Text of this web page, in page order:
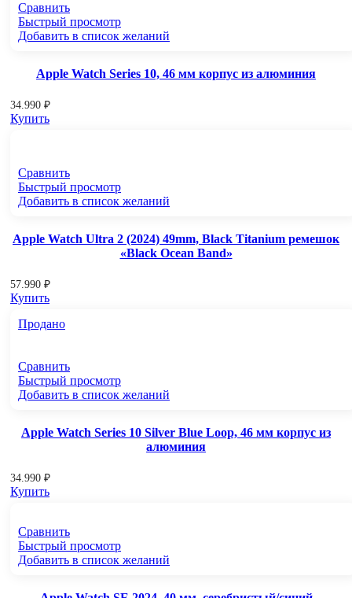
Сравнить
Быстрый просмотр
Добавить в список желаний
Apple Watch Series 10, 46 мм корпус из алюминия
34.990 ₽
Купить
Сравнить
Быстрый просмотр
Добавить в список желаний
Apple Watch Ultra 2 (2024) 49mm, Black Titanium ремешок
«Black Ocean Band»
57.990 ₽
Купить
Продано
Сравнить
Быстрый просмотр
Добавить в список желаний
Apple Watch Series 10 Silver Blue Loop, 46 мм корпус из
алюминия
34.990 ₽
Купить
Сравнить
Быстрый просмотр
Добавить в список желаний